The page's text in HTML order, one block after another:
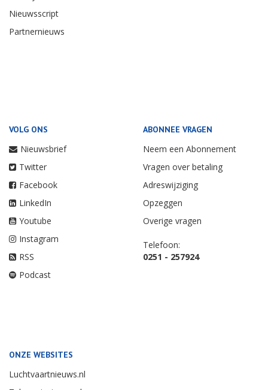
Nieuwsscript
Partnernieuws
VOLG ONS
Nieuwsbrief
Twitter
Facebook
LinkedIn
Youtube
Instagram
RSS
Podcast
ABONNEE VRAGEN
Neem een Abonnement
Vragen over betaling
Adreswijziging
Opzeggen
Overige vragen
Telefoon:
0251 - 257924
ONZE WEBSITES
Luchtvaartnieuws.nl